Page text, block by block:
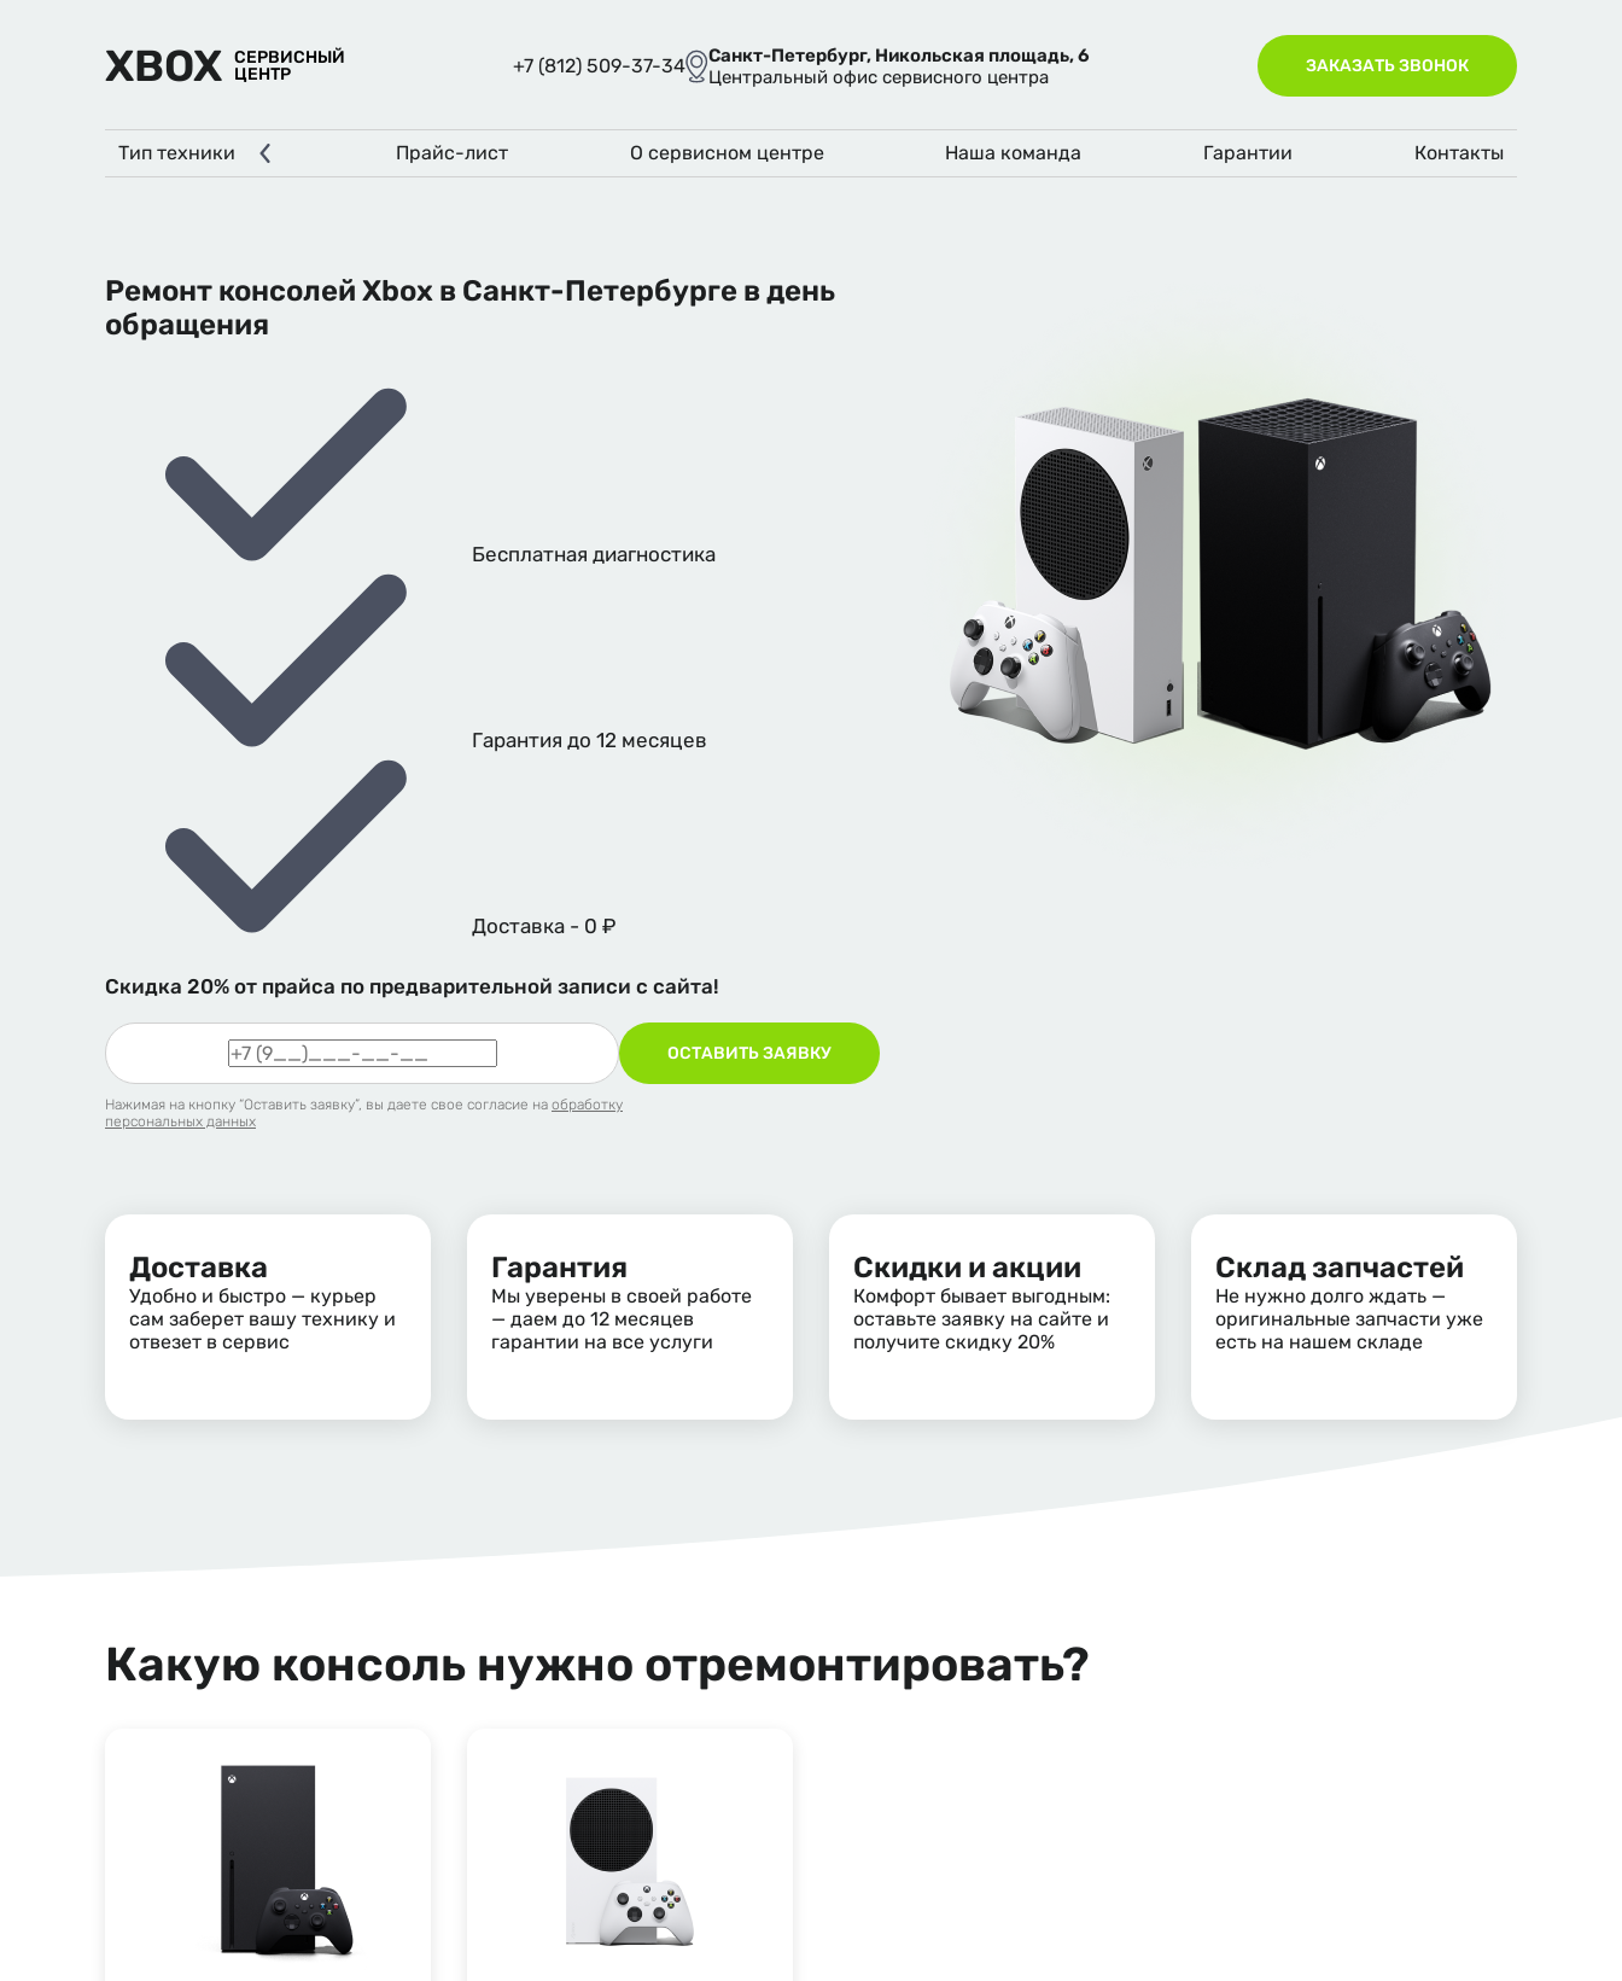
XBOX СЕРВИСНЫЙ
ЦЕНТР
+7 (812) 509-37-34
Санкт-Петербург, Никольская площадь, 6
Центральный офис сервисного центра
ЗАКАЗАТЬ ЗВОНОК
Тип техники Прайс-лист О сервисном центре Наша команда Гарантии Контакты
Ремонт консолей Xbox в Санкт-Петербурге в день
обращения
Бесплатная диагностика
Гарантия до 12 месяцев
Доставка - 0 ₽
Скидка 20% от прайса по предварительной записи с сайта!
ОСТАВИТЬ ЗАЯВКУ
Нажимая на кнопку “Оставить заявку”, вы даете свое согласие на обработку
персональных данных
Доставка
Удобно и быстро — курьер
сам заберет вашу технику и
отвезет в сервис
Гарантия
Мы уверены в своей работе
— даем до 12 месяцев
гарантии на все услуги
Скидки и акции
Комфорт бывает выгодным:
оставьте заявку на сайте и
получите скидку 20%
Склад запчастей
Не нужно долго ждать —
оригинальные запчасти уже
есть на нашем складе
Какую консоль нужно отремонтировать?